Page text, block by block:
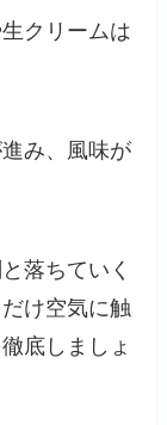
クリームは
み、風味が
落ちていく
け空気に触
底しましょ